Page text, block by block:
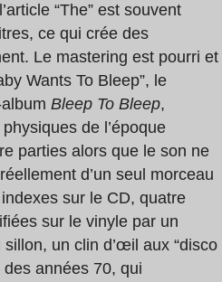
“The” est souvent
ce qui crée des
Le mastering est pourri et
Wants To Bleep”, le
Bleep To Bleep,
de l’époque
parties alors que le son ne
d’un seul morceau
sur le CD, quatre
sur le vinyle par un
un clin d’œil aux “disco
années 70, qui